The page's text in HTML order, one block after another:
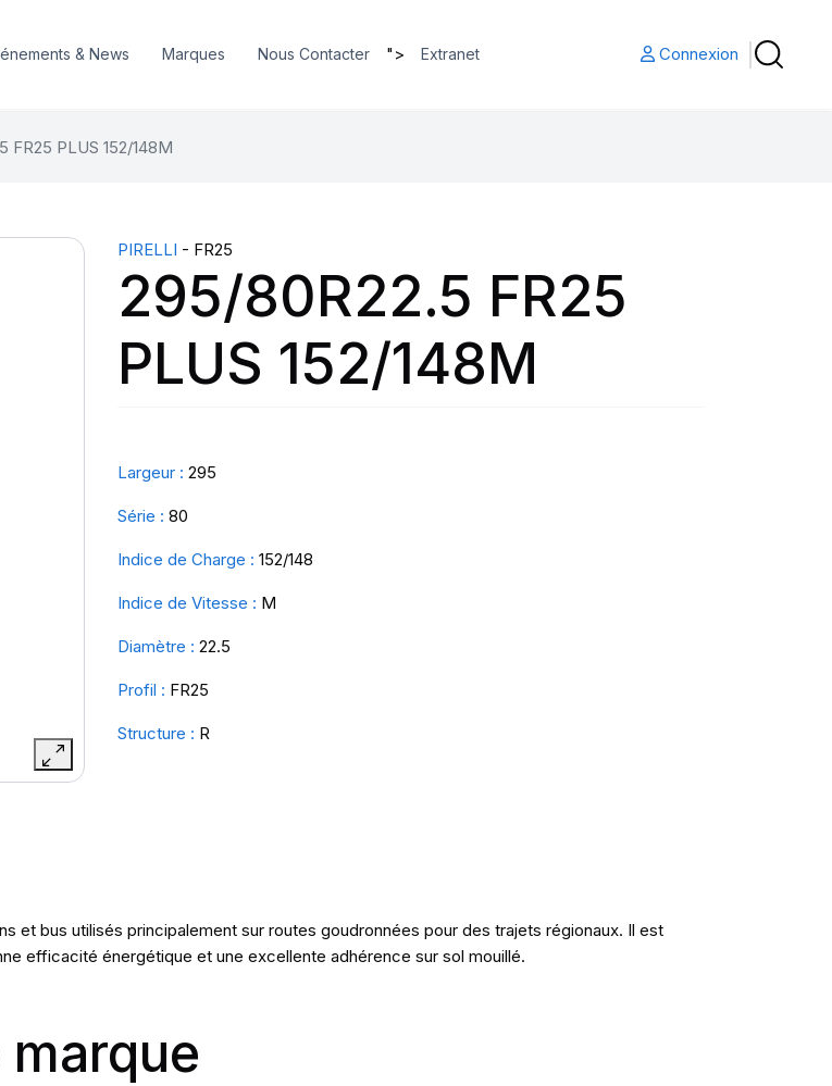
& News Marques Nous Contacter "> Extranet Connexion
FR25 PLUS 152/148M
PIRELLI - FR25
295/80R22.5 FR25
PLUS 152/148M
Largeur : 295
Série : 80
Indice de Charge : 152/148
Indice de Vitesse : M
Diamètre : 22.5
Profil : FR25
Structure : R
et bus utilisés principalement sur routes goudronnées pour des trajets régionaux. Il est
efficacité énergétique et une excellente adhérence sur sol mouillé.